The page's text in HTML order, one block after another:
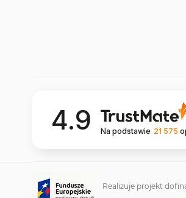
4.9 Na podstawie 21 575
Realizuje projekt